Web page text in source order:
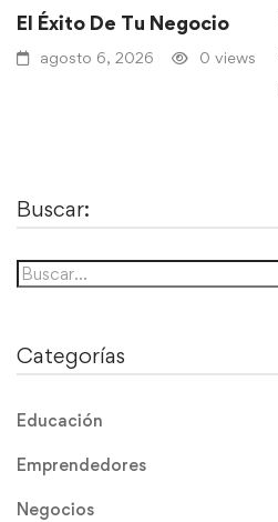
El Éxito De Tu Negocio
agosto 6, 2026 0 views
Buscar:
Categorías
Educación
Emprendedores
Negocios